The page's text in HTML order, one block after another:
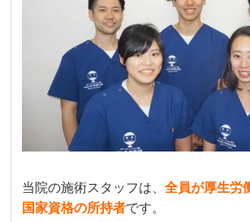
当院の施術スタッフは、全員が厚生労
国家資格の所持者です。